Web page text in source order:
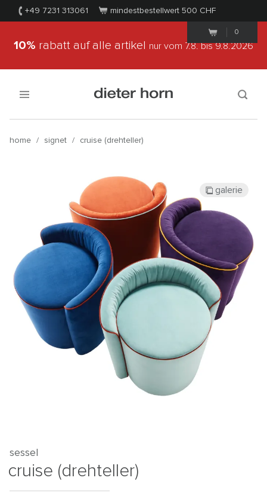
+49 7231 313061 mindestbestellwert 500 CHF
0
10% rabatt auf alle artikel nur vom 7.8.bis 9.8.2026
home / signet / cruise (drehteller)
galerie
sessel
cruise (drehteller)